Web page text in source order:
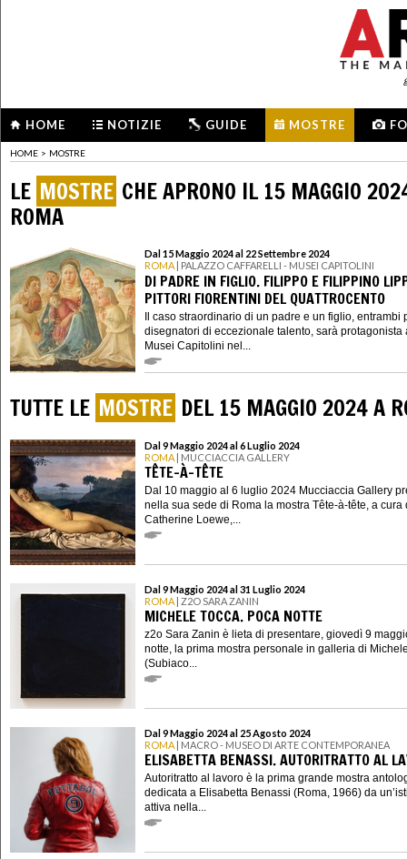
HOME NOTIZIE GUIDE MOSTRE
HOME > MOSTRE
LE MOSTRE CHE APRONO IL 15 MAGGIO
ROMA
Dal 15 Maggio 2024 al 22 Settembre 2024
ROMA | PALAZZO CAFFARELLI - MUSEI CAPITOLINI
DI PADRE IN FIGLIO. FILIPPO E FILIPPINO
PITTORI FIORENTINI DEL QUATTROCENTO
Il caso straordinario di un padre e un figlio, entrambi
disegnatori di eccezionale talento, sarà protagonista
Musei Capitolini nel...
TUTTE LE MOSTRE DEL 15 MAGGIO 2024 A
Dal 9 Maggio 2024 al 6 Luglio 2024
ROMA | MUCCIACCIA GALLERY
TÊTE-À-TÊTE
Dal 10 maggio al 6 luglio 2024 Mucciaccia Gallery
nella sua sede di Roma la mostra Tête-à-tête, a cura
Catherine Loewe,...
Dal 9 Maggio 2024 al 31 Luglio 2024
ROMA | Z2O SARA ZANIN
MICHELE TOCCA. POCA NOTTE
z2o Sara Zanin è lieta di presentare, giovedì 9
notte, la prima mostra personale in galleria di
(Subiaco...
Dal 9 Maggio 2024 al 25 Agosto 2024
ROMA | MACRO - MUSEO DI ARTE CONTEMPORANEA
ELISABETTA BENASSI. AUTORITRATTO AL
Autoritratto al lavoro è la prima grande mostra
dedicata a Elisabetta Benassi (Roma, 1966) da
attiva nella...